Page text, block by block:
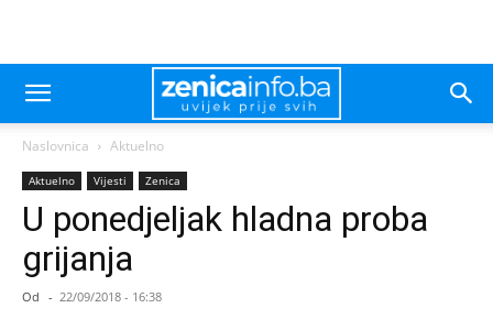
Naslovnica Aktuelno
Aktuelno Vijesti Zenica
U ponedjeljak hladna proba
grijanja
Od - 22/09/2018 - 16:38